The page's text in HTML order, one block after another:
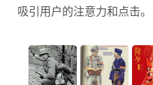
吸引用户的注意力和点击。